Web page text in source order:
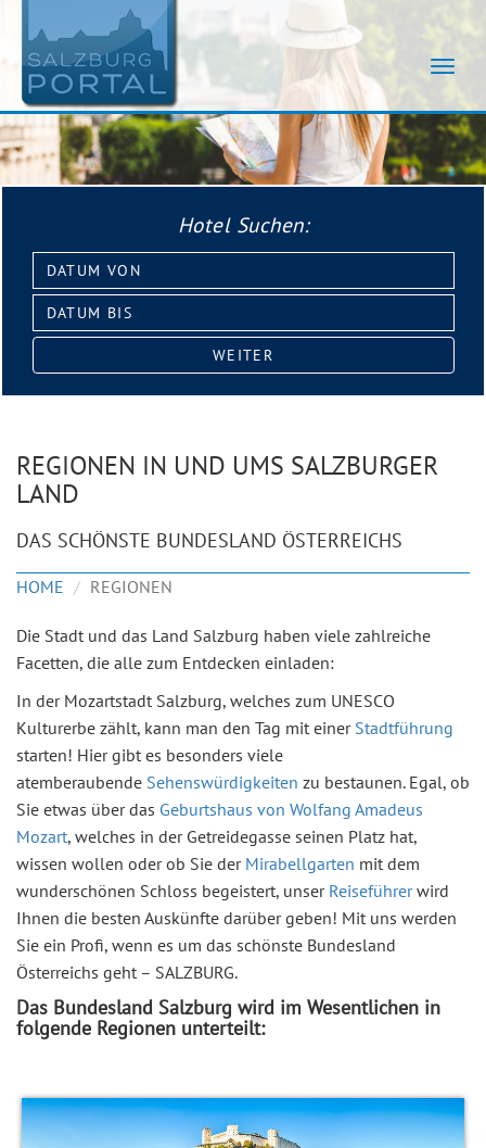
Hotel Suchen:
Datum
von:
Datum
bis:
WEITER
REGIONEN IN UND UMS SALZBURGER
LAND
DAS SCHÖNSTE BUNDESLAND ÖSTERREICHS
HOME REGIONEN
Die Stadt und das Land Salzburg haben viele zahlreiche
Facetten, die alle zum Entdecken einladen:
In der Mozartstadt Salzburg, welches zum UNESCO
Kulturerbe zählt, kann man den Tag mit einer Stadtführung
starten! Hier gibt es besonders viele
atemberaubende Sehenswürdigkeiten zu bestaunen. Egal, ob
Sie etwas über das Geburtshaus von Wolfang Amadeus
Mozart, welches in der Getreidegasse seinen Platz hat,
wissen wollen oder ob Sie der Mirabellgarten mit dem
wunderschönen Schloss begeistert, unser Reiseführerwird
Ihnen die besten Auskünfte darüber geben! Mit uns werden
Sie ein Profi, wenn es um das schönste Bundesland
Österreichs geht – SALZBURG.
Das Bundesland Salzburg wird im Wesentlichen in
folgende Regionen unterteilt: